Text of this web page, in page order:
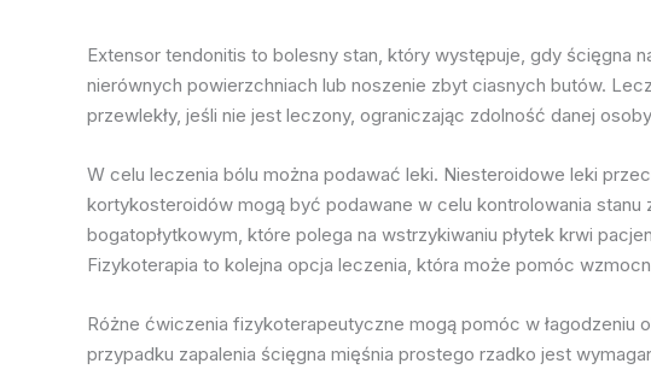
Extensor tendonitis to bolesny stan, który występuje, gdy ścięgna
nierównych powierzchniach lub noszenie zbyt ciasnych butów.
przewlekły, jeśli nie jest leczony, ograniczając zdolność danej
W celu leczenia bólu można podawać leki. Niesteroidowe leki
kortykosteroidów mogą być podawane w celu kontrolowania
bogatopłytkowym, które polega na wstrzykiwaniu płytek krwi
Fizykoterapia to kolejna opcja leczenia, która może pomóc
Różne ćwiczenia fizykoterapeutyczne mogą pomóc w
przypadku zapalenia ścięgna mięśnia prostego rzadko jest